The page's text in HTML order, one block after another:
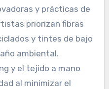
y prácticas de
priorizan fibras
y tintes de bajo
ambiental.
y el tejido a mano
al minimizar el